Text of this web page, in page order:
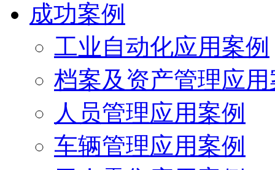
成功案例
工业自动化应用案例
档案及资产管理应
人员管理应用案例
车辆管理应用案例